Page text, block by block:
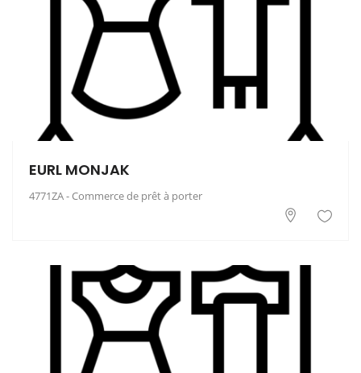
EURL MONJAK
4771ZA - Commerce de prêt à porter